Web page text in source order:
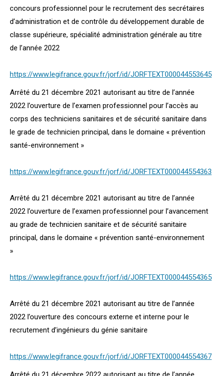
concours professionnel pour le recrutement des secrétaires
d’administration et de contrôle du développement durable de
classe supérieure, spécialité administration générale au titre
de l’année 2022
https://www.legifrance.gouv.fr/jorf/id/JORFTEXT000044553645
Arrêté du 21 décembre 2021 autorisant au titre de l’année
2022 l’ouverture de l’examen professionnel pour l’accès au
corps des techniciens sanitaires et de sécurité sanitaire dans
le grade de technicien principal, dans le domaine « prévention
santé-environnement »
https://www.legifrance.gouv.fr/jorf/id/JORFTEXT000044554363
Arrêté du 21 décembre 2021 autorisant au titre de l’année
2022 l’ouverture de l’examen professionnel pour l’avancement
au grade de technicien sanitaire et de sécurité sanitaire
principal, dans le domaine « prévention santé-environnement
»
https://www.legifrance.gouv.fr/jorf/id/JORFTEXT000044554365
Arrêté du 21 décembre 2021 autorisant au titre de l’année
2022 l’ouverture des concours externe et interne pour le
recrutement d’ingénieurs du génie sanitaire
https://www.legifrance.gouv.fr/jorf/id/JORFTEXT000044554367